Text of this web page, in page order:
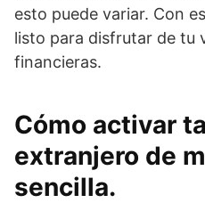
esto puede variar. Con
listo para disfrutar de tu
financieras.
Cómo activar
extranjero de
sencilla.